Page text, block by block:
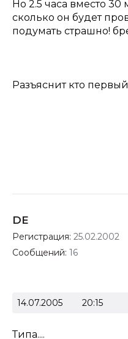
Но 2.5 часа вместо 30
сколько он будет
подумать страшно!
Разъяснит кто
DE
Регистрация: 25.02.2002
Сообщений: 16
14.07.2005 20:15
Типа....